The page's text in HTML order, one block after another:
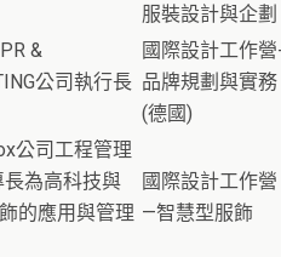
服裝設計與企劃
&
公司執行長
國際設計工作
品牌規劃與實務
(德國)
公司工程管理
為高科技與
的應用與管理
國際設計工作營
—智慧型服飾